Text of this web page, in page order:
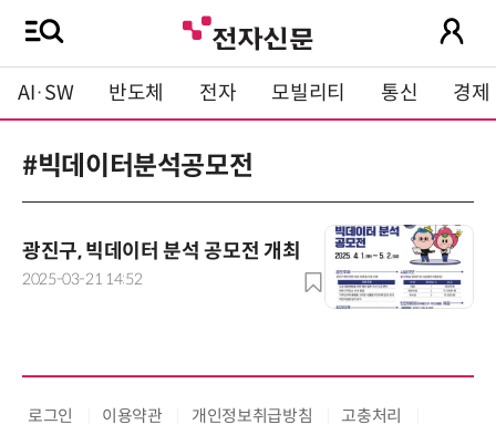
AI·SW 반도체 전자 모빌리티 통신 경제
#빅데이터분석공모전
광진구, 빅데이터 분석 공모전 개최
2025-03-21 14:52
로그인 이용약관 개인정보취급방침
고충처리